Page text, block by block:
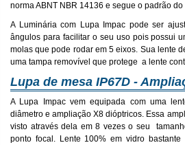
norma ABNT NBR 14136 e segue o padrão do
A Luminária com Lupa Impac pode ser
ângulos para facilitar o seu uso pois possui
molas que pode rodar em 5 eixos. Sua lente
uma tampa removível que protege a lente
Lupa de mesa IP67D -
A Lupa Impac vem equipada com uma
diâmetro e ampliação X8 dióptricos. Essa
visto através dela em 8 vezes o seu
ponto focal. Lente 100% em vidro bastante